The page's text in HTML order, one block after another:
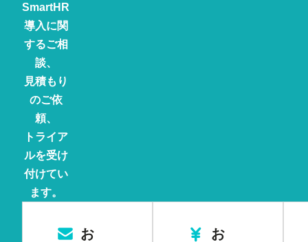
SmartHR
導入に関
するご相
談、
見積もり
のご依
頼、
トライア
ルを受け
付けてい
ます。
お
お